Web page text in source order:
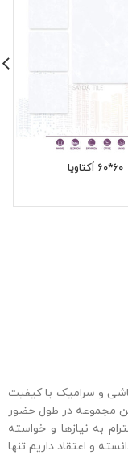
60*60 اُکتاویا
و سرامیک با کیفیت
مجموعهدر طول حضور
به نیازها و خواسته
و اعتقاد داریم تنها